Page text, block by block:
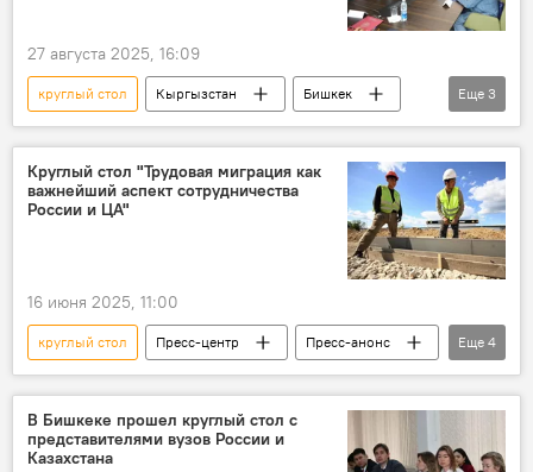
27 августа 2025, 16:09
круглый стол Кыргызстан
Бишкек
ГКНБ
ветераны спецслужбы
Еще 3
Круглый стол "Трудовая миграция как
важнейший аспект сотрудничества
России и ЦА"
16 июня 2025, 11:00
круглый стол Пресс-центр
Пресс-анонс
Россия
Центральная Азия
миграция
Кыргызстан
Еще 4
В Бишкеке прошел круглый стол с
представителями вузов России и
Казахстана